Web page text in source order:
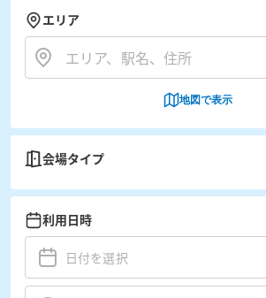
エリア
地図で表示
会場タイプ
利用日時